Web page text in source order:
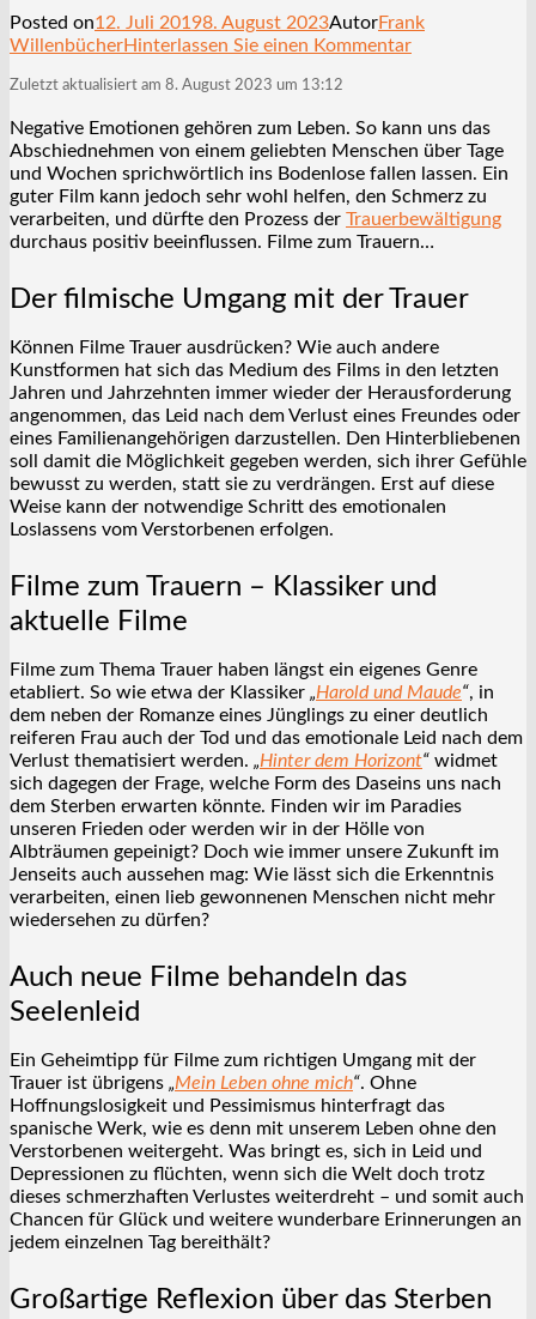
Posted on12. Juli 20198. August 2023AutorFrank
WillenbücherHinterlassen Sie einen Kommentar
Zuletzt aktualisiert am 8. August 2023 um 13:12
Negative Emotionen gehören zum Leben. So kann uns das
Abschiednehmen von einem geliebten Menschen über Tage
und Wochen sprichwörtlich ins Bodenlose fallen lassen. Ein
guter Film kann jedoch sehr wohl helfen, den Schmerz zu
verarbeiten, und dürfte den Prozess der Trauerbewältigung
durchaus positiv beeinflussen. Filme zum Trauern…
Der filmische Umgang mit der Trauer
Können Filme Trauer ausdrücken? Wie auch andere
Kunstformen hat sich das Medium des Films in den letzten
Jahren und Jahrzehnten immer wieder der Herausforderung
angenommen, das Leid nach dem Verlust eines Freundes oder
eines Familienangehörigen darzustellen. Den Hinterbliebenen
soll damit die Möglichkeit gegeben werden, sich ihrer Gefühle
bewusst zu werden, statt sie zu verdrängen. Erst auf diese
Weise kann der notwendige Schritt des emotionalen
Loslassens vom Verstorbenen erfolgen.
Filme zum Trauern – Klassiker und
aktuelle Filme
Filme zum Thema Trauer haben längst ein eigenes Genre
etabliert. So wie etwa der Klassiker „Harold und Maude“, in
dem neben der Romanze eines Jünglings zu einer deutlich
reiferen Frau auch der Tod und das emotionale Leid nach dem
Verlust thematisiert werden. „Hinter dem Horizont“ widmet
sich dagegen der Frage, welche Form des Daseins uns nach
dem Sterben erwarten könnte. Finden wir im Paradies
unseren Frieden oder werden wir in der Hölle von
Albträumen gepeinigt? Doch wie immer unsere Zukunft im
Jenseits auch aussehen mag: Wie lässt sich die Erkenntnis
verarbeiten, einen lieb gewonnenen Menschen nicht mehr
wiedersehen zu dürfen?
Auch neue Filme behandeln das
Seelenleid
Ein Geheimtipp für Filme zum richtigen Umgang mit der
Trauer ist übrigens „Mein Leben ohne mich“. Ohne
Hoffnungslosigkeit und Pessimismus hinterfragt das
spanische Werk, wie es denn mit unserem Leben ohne den
Verstorbenen weitergeht. Was bringt es, sich in Leid und
Depressionen zu flüchten, wenn sich die Welt doch trotz
dieses schmerzhaften Verlustes weiterdreht – und somit auch
Chancen für Glück und weitere wunderbare Erinnerungen an
jedem einzelnen Tag bereithält?
Großartige Reflexion über das Sterben